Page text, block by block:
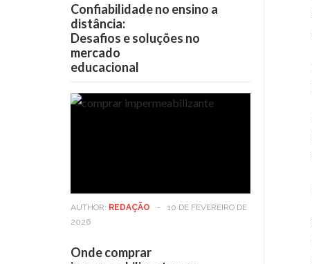
Confiabilidade no ensino a
distância:
Desafios e soluções no
mercado
educacional
AUTHOR: REDAÇÃO -
10 DE FEVEREIRO DE
2026
Onde comprar